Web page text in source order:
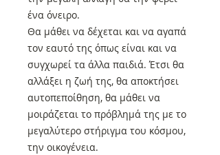
ένα όνειρο.
Θα μάθει να δέχεται και να αγαπά
τον εαυτό της όπως είναι και να
συγχωρεί τα άλλα παιδιά. Έτσι θα
αλλάξει η ζωή της, θα αποκτήσει
αυτοπεποίθηση, θα μάθει να
μοιράζεται το πρόβλημά της με το
μεγαλύτερο στήριγμα του κόσμου,
την οικογένεια.